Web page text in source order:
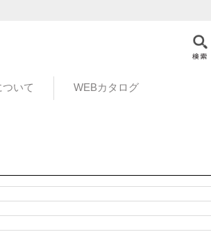
いて WEBカタログ